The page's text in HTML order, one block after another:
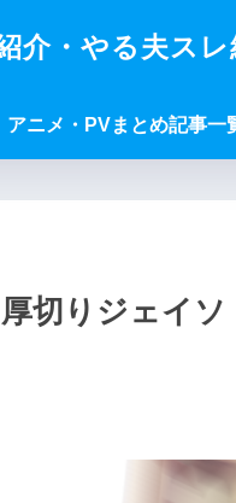
・やる夫スレ
アニメ・PVまとめ記事一
切りジェイソ